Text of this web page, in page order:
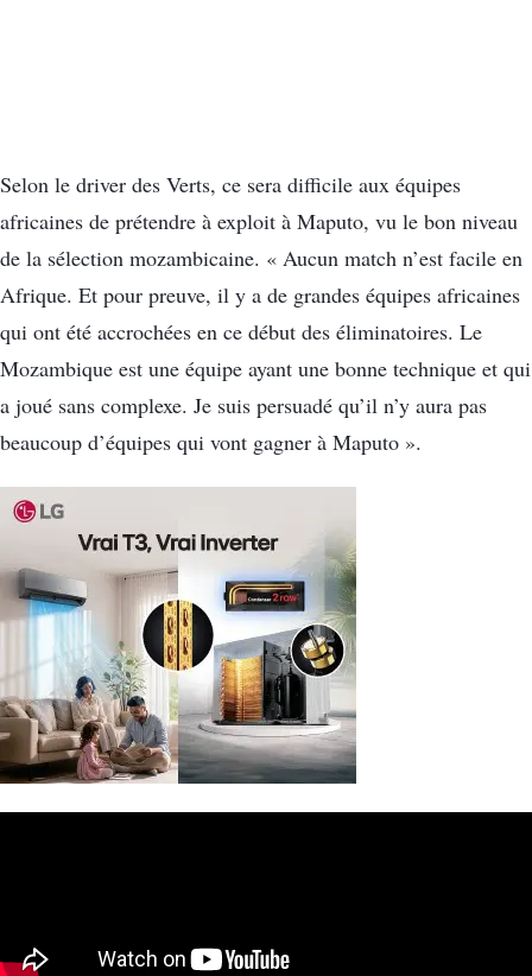
Selon le driver des Verts, ce sera difficile aux équipes
africaines de prétendre à exploit à Maputo, vu le bon niveau
de la sélection mozambicaine. « Aucun match n’est facile en
Afrique. Et pour preuve, il y a de grandes équipes africaines
qui ont été accrochées en ce début des éliminatoires. Le
Mozambique est une équipe ayant une bonne technique et qui
a joué sans complexe. Je suis persuadé qu’il n’y aura pas
beaucoup d’équipes qui vont gagner à Maputo ».